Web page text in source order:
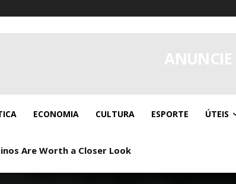
ECONOMIA CULTURA ESPORTE ÚTEIS
Are Worth a Closer Look